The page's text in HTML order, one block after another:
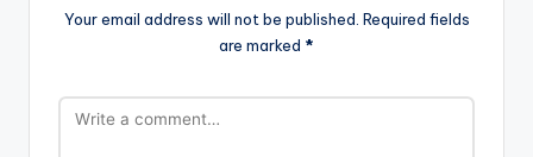
Your email address will not be published. Required fields
are marked *